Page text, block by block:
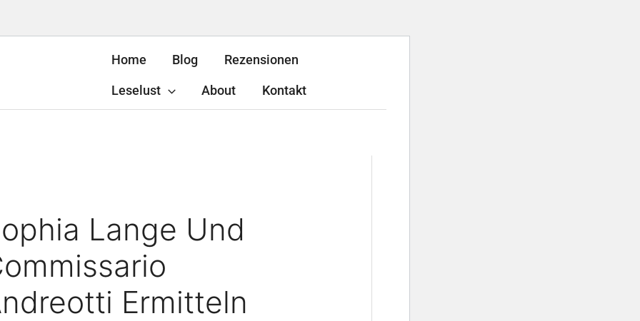
Home Blog Rezensionen
Leselust About Kontakt
Lange Und
Ermitteln